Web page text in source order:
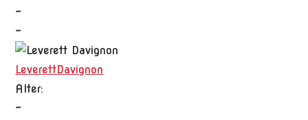
-
-
LeverettDavignon
Alter:
-